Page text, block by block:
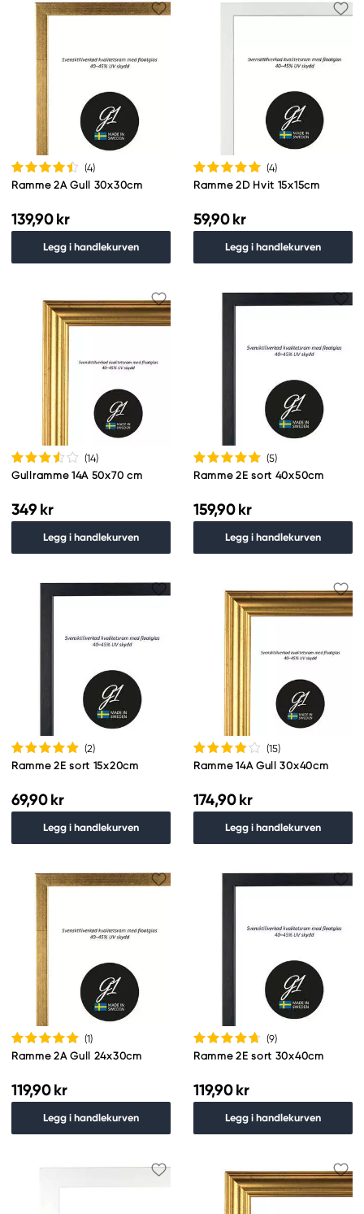
(4)
Ramme 2A Gull 30x30cm
139,90 kr
Legg i handlekurven
(4)
Ramme 2D Hvit 15x15cm
59,90 kr
Legg i handlekurven
(14)
Gullramme 14A 50x70 cm
349 kr
Legg i handlekurven
(5)
Ramme 2E sort 40x50cm
159,90 kr
Legg i handlekurven
(2)
Ramme 2E sort 15x20cm
69,90 kr
Legg i handlekurven
(15)
Ramme 14A Gull 30x40cm
174,90 kr
Legg i handlekurven
(1)
Ramme 2A Gull 24x30cm
119,90 kr
Legg i handlekurven
(9)
Ramme 2E sort 30x40cm
119,90 kr
Legg i handlekurven